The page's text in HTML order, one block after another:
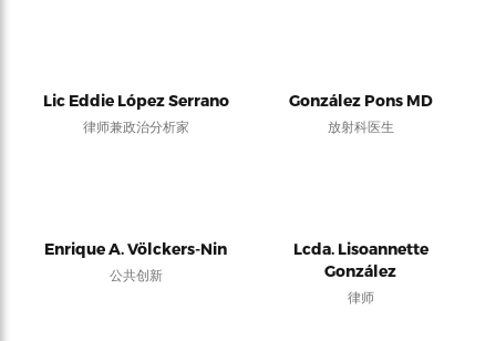
Lic Eddie López Serrano
律师兼政治分析家
González Pons MD
放射科医生
Enrique A. Völckers-Nin
公共创新
Lcda. Lisoannette
González
律师